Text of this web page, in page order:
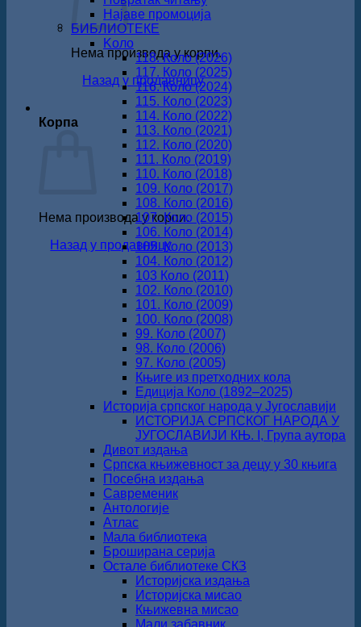
Нема производа у корпи.
Назад у продавницу
Корпа
Нема производа у корпи.
Назад у продавницу
Најаве промоција
БИБЛИОТЕКЕ
Koло
118. Коло (2026)
117. Коло (2025)
116. Коло (2024)
115. Коло (2023)
114. Коло (2022)
113. Коло (2021)
112. Коло (2020)
111. Коло (2019)
110. Коло (2018)
109. Коло (2017)
108. Коло (2016)
107. Коло (2015)
106. Коло (2014)
105. Коло (2013)
104. Коло (2012)
103 Коло (2011)
102. Коло (2010)
101. Коло (2009)
100. Коло (2008)
99. Коло (2007)
98. Коло (2006)
97. Коло (2005)
Књиге из претходних кола
Едиција Коло (1892‒2025)
Историја српског народа у Југославији
ИСТОРИЈА СРПСКОГ НАРОДА У
ЈУГОСЛАВИЈИ КЊ. I, Група аутора
Дивот издања
Српска књижевност за децу у 30 књига
Посебна издања
Савременик
Антологије
Атлас
Мала библиотека
Броширана серија
Остале библиотеке СКЗ
Историјска издања
Историјска мисао
Књижевна мисао
Мали забавник